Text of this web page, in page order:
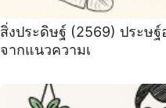
สิ่งประดิษฐ์ (2569) ประษ
จากแนวความเ